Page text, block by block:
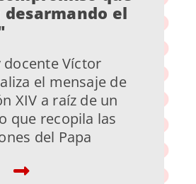
desarmando el
docente Víctor
el mensaje de
XIV a raíz de un
que recopila las
del Papa